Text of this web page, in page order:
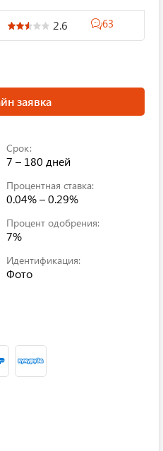
2.6 63
заявка
Срок:
7 – 180 дней
Процентная ставка:
0.04% – 0.29%
Процент одобрения:
7%
Идентификация:
Фото